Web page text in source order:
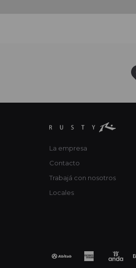
La empresa
Contacto
Trabajá con nosotros
Locales